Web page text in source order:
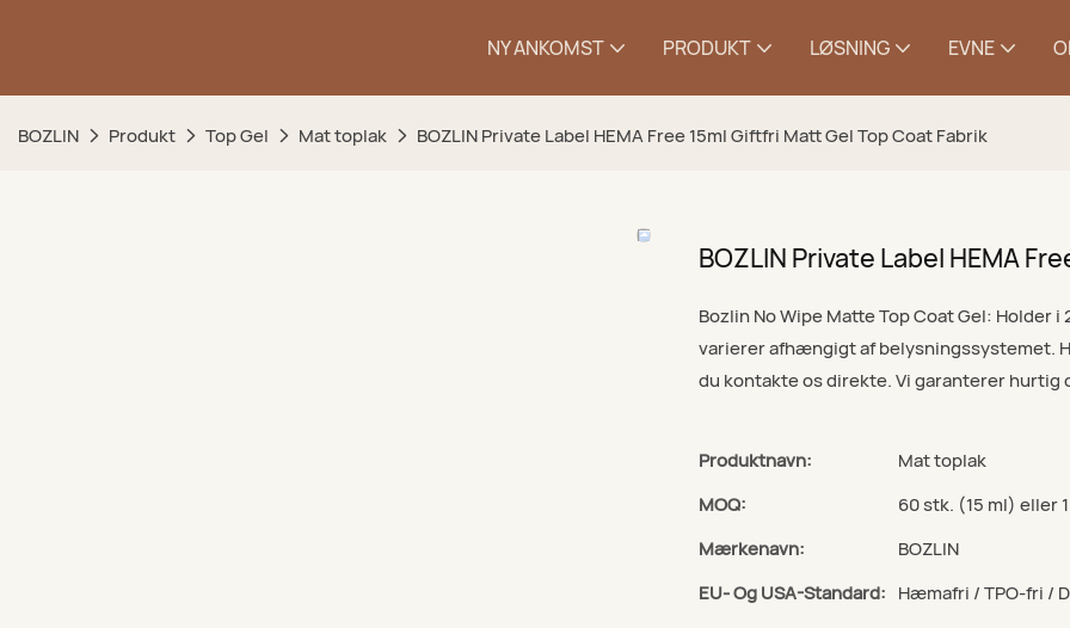
NY ANKOMST PRODUKT LØSNING EVNE
BOZLIN Produkt Top Gel Mat toplak BOZLIN Private Label HEMA Free 15ml Giftfri Matt Gel Top Coat Fabrik
BOZLIN Private Label HEMA
Bozlin No Wipe Matte Top Coat Gel:
varierer afhængigt af belysningssystemet.
du kontakte os direkte. Vi garanterer
Produktnavn:
Mat toplak
MOQ:
60 stk. (15 ml) eller
Mærkenavn:
BOZLIN
EU- Og USA-Standard: Hæmafri / TPO-fri /